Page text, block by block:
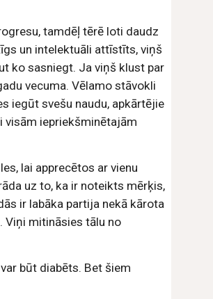
tamdēļ tērē loti daudz
un intelektuāli attīstīts, viņš
ko sasniegt. Ja viņš klust par
vecuma. Vēlamo stāvokli
iegūt svešu naudu, apkārtējie
visām iepriekšminētajām
lai apprecētos ar vienu
uz to, ka ir noteikts mērķis,
ir labāka partija nekā kārota
Viņi mitināsies tālu no
būt diabēts. Bet šiem